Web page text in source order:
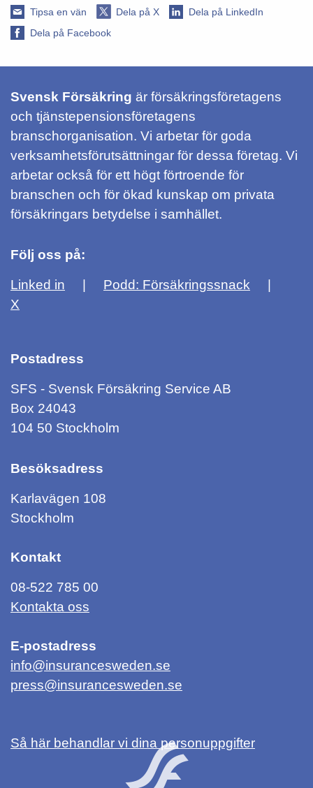
Tipsa en vän Dela på X
Dela på LinkedIn
Dela på Facebook
Svensk Försäkring är försäkringsföretagens
och tjänstepensionsföretagens
branschorganisation. Vi arbetar för goda
verksamhetsförutsättningar för dessa företag. Vi
arbetar också för ett högt förtroende för
branschen och för ökad kunskap om privata
försäkringars betydelse i samhället.
Följ oss på:
Linked in
Podd: Försäkringssnack
X
Postadress
SFS - Svensk Försäkring Service AB
Box 24043
104 50 Stockholm
Besöksadress
Karlavägen 108
Stockholm
Kontakt
08-522 785 00
Kontakta oss
E-postadress
info@insurancesweden.se
press@insurancesweden.se
Så här behandlar vi dina personuppgifter